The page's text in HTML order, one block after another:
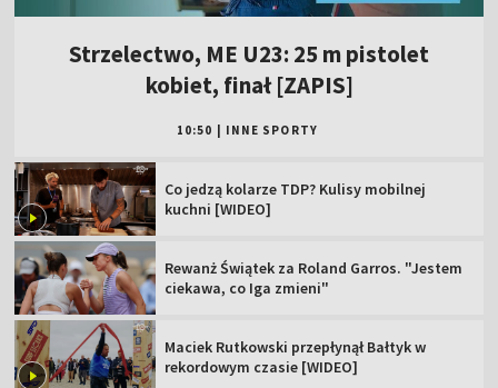
Strzelectwo, ME U23: 25 m pistolet
kobiet, finał [ZAPIS]
10:50 INNE SPORTY
Co jedzą kolarze TDP? Kulisy mobilnej
kuchni [WIDEO]
Rewanż Świątek za Roland Garros. "Jestem
ciekawa, co Iga zmieni"
Maciek Rutkowski przepłynął Bałtyk w
rekordowym czasie [WIDEO]